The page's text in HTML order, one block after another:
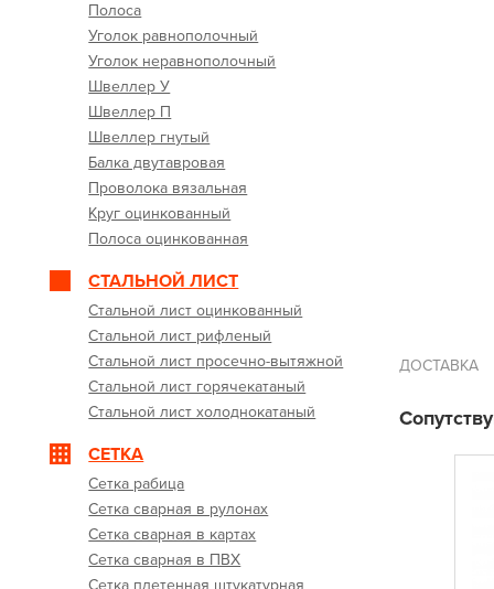
Полоса
Уголок равнополочный
Уголок неравнополочный
Швеллер У
Швеллер П
Швеллер гнутый
Балка двутавровая
Проволока вязальная
Круг оцинкованный
Полоса оцинкованная
СТАЛЬНОЙ ЛИСТ
Стальной лист оцинкованный
Стальной лист рифленый
Стальной лист просечно-вытяжной
Стальной лист горячекатаный
Стальной лист холоднокатаный
СЕТКА
Сетка рабица
Сетка сварная в рулонах
Сетка сварная в картах
Сетка сварная в ПВХ
Сетка плетенная штукатурная
ДОСТАВКА